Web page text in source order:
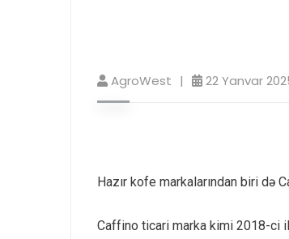
AgroWest 22 Yanvar
Hazır kofe markalarından biri də
Caffino ticari marka kimi 2018-ci